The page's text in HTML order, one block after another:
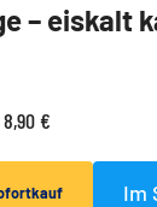
– eiskalt
8,90 €
Im